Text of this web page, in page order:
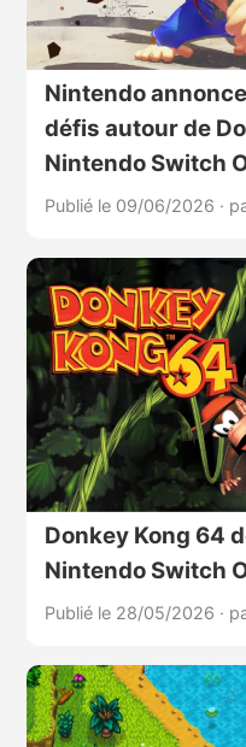
Nintendo
défis autour de
Nintendo Switch
Publié le 09/06/2026 ·
Donkey Kong 64
Nintendo Switch
Publié le 28/05/2026 ·